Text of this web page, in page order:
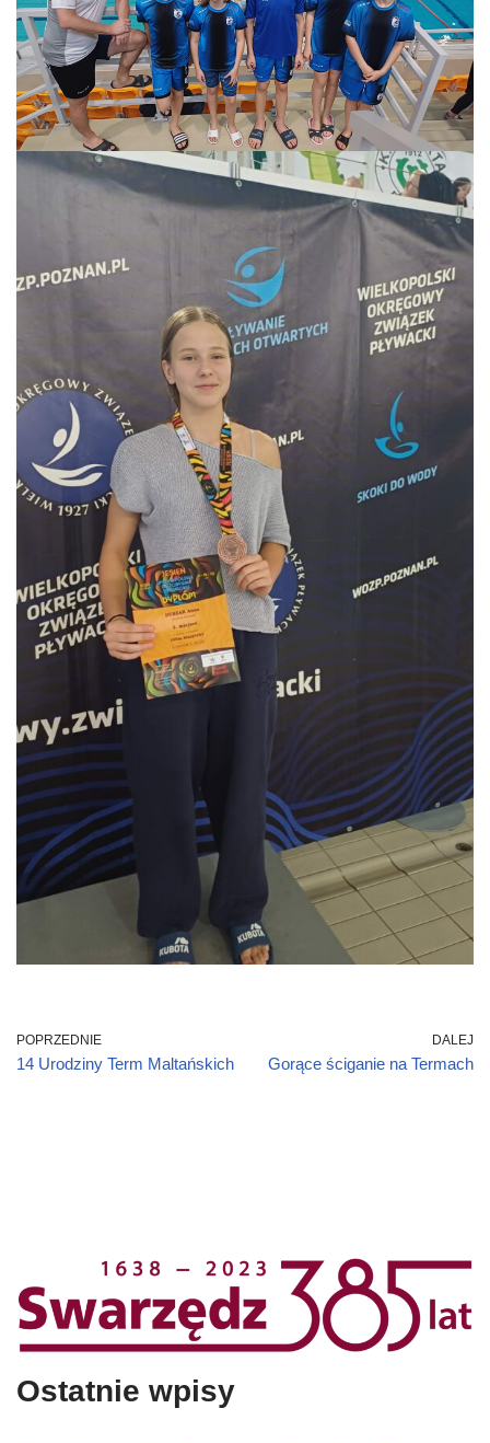
POPRZEDNIE
14 Urodziny Term Maltańskich
DALEJ
Gorące ściganie na Termach
Ostatnie wpisy